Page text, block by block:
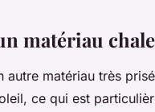
matériau
autre matériau très
ce qui est